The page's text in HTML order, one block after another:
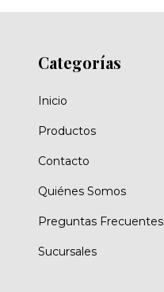
Categorías
Inicio
Productos
Contacto
Quiénes Somos
Preguntas Frecuentes
Sucursales